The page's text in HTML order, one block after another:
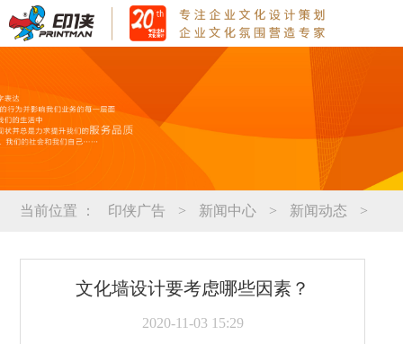
当前位置 ： 印侠广告 > 新闻中心 > 新闻动态 >
文化墙设计要考虑哪些因素？
2020-11-03 15:29